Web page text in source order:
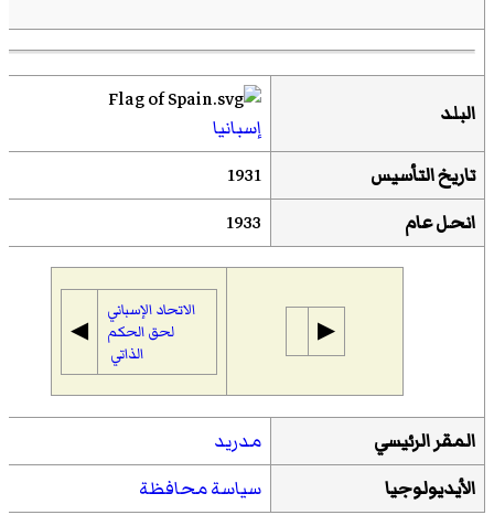
البلد
إسبانيا
تاريخ التأسيس
1931
انحل عام
1933
▶︎
الاتحاد الإسباني
لحق الحكم
الذاتي
◀︎
المقر الرئيسي
مدريد
الأيديولوجيا
سياسة محافظة